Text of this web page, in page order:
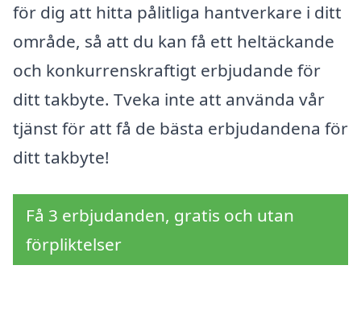
för dig att hitta pålitliga hantverkare i ditt
område, så att du kan få ett heltäckande
och konkurrenskraftigt erbjudande för
ditt takbyte. Tveka inte att använda vår
tjänst för att få de bästa erbjudandena för
ditt takbyte!
Få 3 erbjudanden, gratis och utan
förpliktelser